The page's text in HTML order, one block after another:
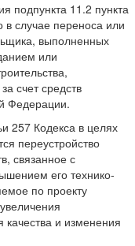
подпункта 11.2 пункта
в случае переноса или
выполненных
или
счет средств
Федерации.
257 Кодекса в целях
переустройство
связанное с
его технико-
по проекту
и изменения